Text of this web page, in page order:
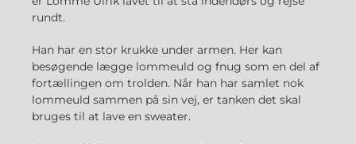
rundt.
Han har en stor krukke under armen. Her kan
besøgende lægge lommeuld og fnug som en del af
fortællingen om trolden. Når han har samlet nok
lommeuld sammen på sin vej, er tanken det skal
bruges til at lave en sweater.